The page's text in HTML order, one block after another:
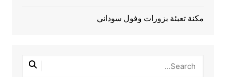
مكنة تعبئة بزورات وفول سوداني